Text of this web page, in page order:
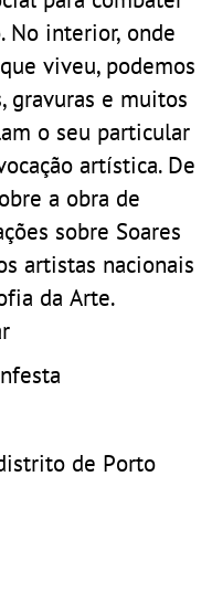
No interior, onde
viveu, podemos
gravuras e muitos
o seu particular
artística. De
a obra de
sobre Soares
artistas nacionais
da Arte.
de Porto